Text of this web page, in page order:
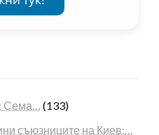
Сема… (133)
съюзниците на Киев:…